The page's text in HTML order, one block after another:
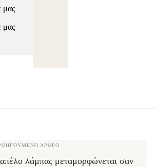
μας
μας
ΆΡΘΡΟ
λάμπας μεταμορφώνεται σαν